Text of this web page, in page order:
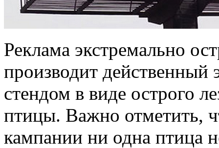
Реклама экстремально
производит
стендом в виде острого
птицы. Важно отметить,
кампании ни одна птица